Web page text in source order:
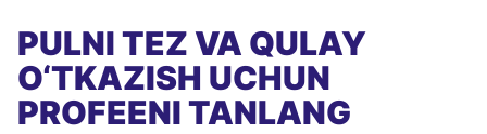
PULNI TEZ VA QULAY
O‘TKAZISH UCHUN
PROFEENI TANLANG